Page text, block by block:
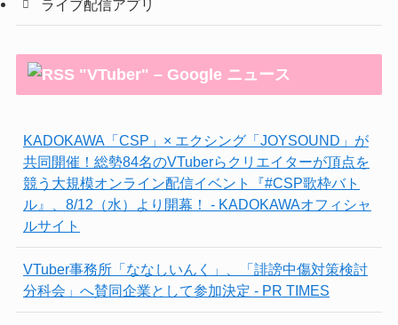
ライブ配信アプリ
"VTuber" – Google ニュース
KADOKAWA「CSP」× エクシング「JOYSOUND」が
共同開催！総勢84名のVTuberらクリエイターが頂点を
競う大規模オンライン配信イベント『#CSP歌枠バト
ル』、8/12（水）より開幕！ - KADOKAWAオフィシャ
ルサイト
VTuber事務所「ななしいんく」、「誹謗中傷対策検討
分科会」へ賛同企業として参加決定 - PR TIMES